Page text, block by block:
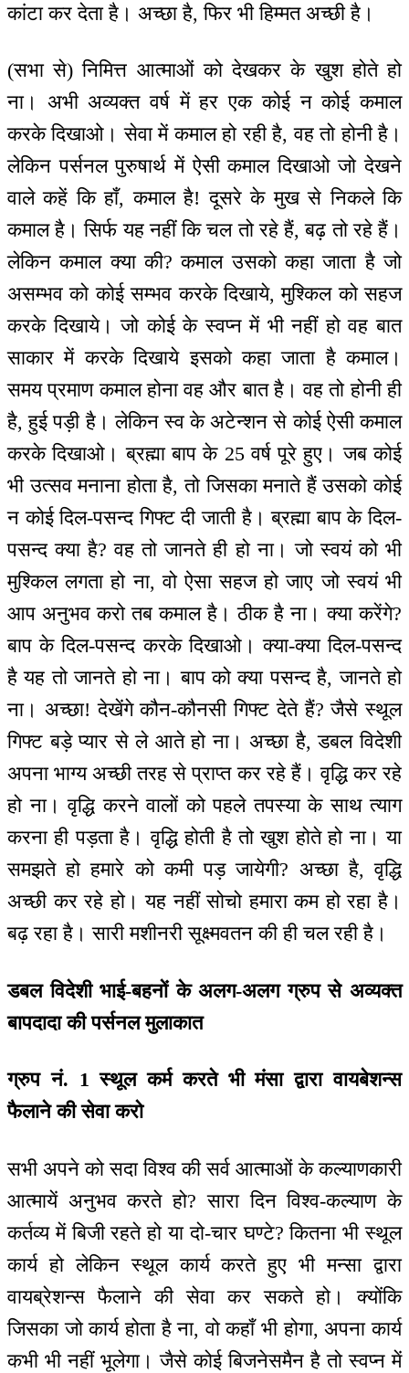
कांटा कर देता है। अच्छा है, फिर भी हिम्मत अच्छी है।
(सभा से) निमित्त आत्माओं को देखकर के खुश होते हो
ना। अभी अव्यक्त वर्ष में हर एक कोई न कोई कमाल
करके दिखाओ। सेवा में कमाल हो रही है, वह तो होनी है।
लेकिन पर्सनल पुरुषार्थ में ऐसी कमाल दिखाओ जो देखने
वाले कहें कि हाँ, कमाल है! दूसरे के मुख से निकले कि
कमाल है। सिर्फ यह नहीं कि चल तो रहे हैं, बढ़ तो रहे हैं।
लेकिन कमाल क्या की? कमाल उसको कहा जाता है जो
असम्भव को कोई सम्भव करके दिखाये, मुश्किल को सहज
करके दिखाये। जो कोई के स्वप्न में भी नहीं हो वह बात
साकार में करके दिखाये इसको कहा जाता है कमाल।
समय प्रमाण कमाल होना वह और बात है। वह तो होनी ही
है, हुई पड़ी है। लेकिन स्व के अटेन्शन से कोई ऐसी कमाल
करके दिखाओ। ब्रह्मा बाप के 25 वर्ष पूरे हुए। जब कोई
भी उत्सव मनाना होता है, तो जिसका मनाते हैं उसको कोई
न कोई दिल-पसन्द गिफ्ट दी जाती है। ब्रह्मा बाप के दिल-
पसन्द क्या है? वह तो जानते ही हो ना। जो स्वयं को भी
मुश्किल लगता हो ना, वो ऐसा सहज हो जाए जो स्वयं भी
आप अनुभव करो तब कमाल है। ठीक है ना। क्या करेंगे?
बाप के दिल-पसन्द करके दिखाओ। क्या-क्या दिल-पसन्द
है यह तो जानते हो ना। बाप को क्या पसन्द है, जानते हो
ना। अच्छा! देखेंगे कौन-कौनसी गिफ्ट देते हैं? जैसे स्थूल
गिफ्ट बड़े प्यार से ले आते हो ना। अच्छा है, डबल विदेशी
अपना भाग्य अच्छी तरह से प्राप्त कर रहे हैं। वृद्धि कर रहे
हो ना। वृद्धि करने वालों को पहले तपस्या के साथ त्याग
करना ही पड़ता है। वृद्धि होती है तो खुश होते हो ना। या
समझते हो हमारे को कमी पड़ जायेगी? अच्छा है, वृद्धि
अच्छी कर रहे हो। यह नहीं सोचो हमारा कम हो रहा है।
बढ़ रहा है। सारी मशीनरी सूक्ष्मवतन की ही चल रही है।
डबल विदेशी भाई-बहनों के अलग-अलग ग्रुप से अव्यक्त
बापदादा की पर्सनल मुलाकात
ग्रुप नं. 1 स्थूल कर्म करते भी मंसा द्वारा वायबेशन्स
फैलाने की सेवा करो
सभी अपने को सदा विश्व की सर्व आत्माओं के कल्याणकारी
आत्मायें अनुभव करते हो? सारा दिन विश्व-कल्याण के
कर्तव्य में बिजी रहते हो या दो-चार घण्टे? कितना भी स्थूल
कार्य हो लेकिन स्थूल कार्य करते हुए भी मन्सा द्वारा
वायब्रेशन्स फैलाने की सेवा कर सकते हो। क्योंकि
जिसका जो कार्य होता है ना, वो कहाँ भी होगा, अपना कार्य
कभी भी नहीं भूलेगा। जैसे कोई बिजनेसमैन है तो स्वप्न में